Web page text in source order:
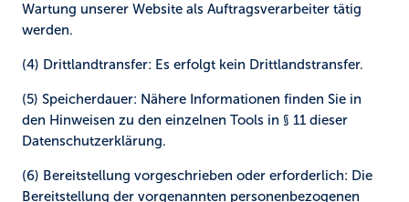
Wartung unserer Website als Auftragsverarbeiter tätig
werden.
(4) Drittlandtransfer: Es erfolgt kein Drittlandstransfer.
(5) Speicherdauer: Nähere Informationen finden Sie in
den Hinweisen zu den einzelnen Tools in § 11 dieser
Datenschutzerklärung.
(6) Bereitstellung vorgeschrieben oder erforderlich: Die
Bereitstellung der vorgenannten personenbezogenen